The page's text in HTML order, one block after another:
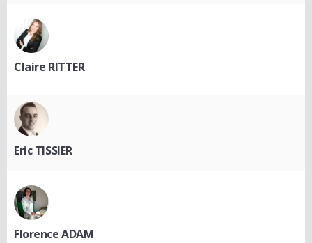
Claire RITTER
Eric TISSIER
Florence ADAM